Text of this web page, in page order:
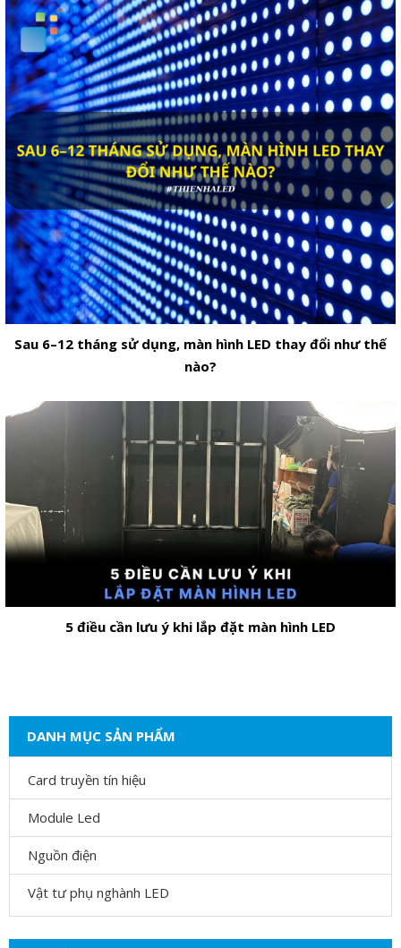
Sau 6–12 tháng sử dụng, màn hình LED thay đổi như thế
nào?
5 điều cần lưu ý khi lắp đặt màn hình LED
DANH MỤC SẢN PHẨM
Card truyền tín hiệu
Module Led
Nguồn điện
Vật tư phụ nghành LED